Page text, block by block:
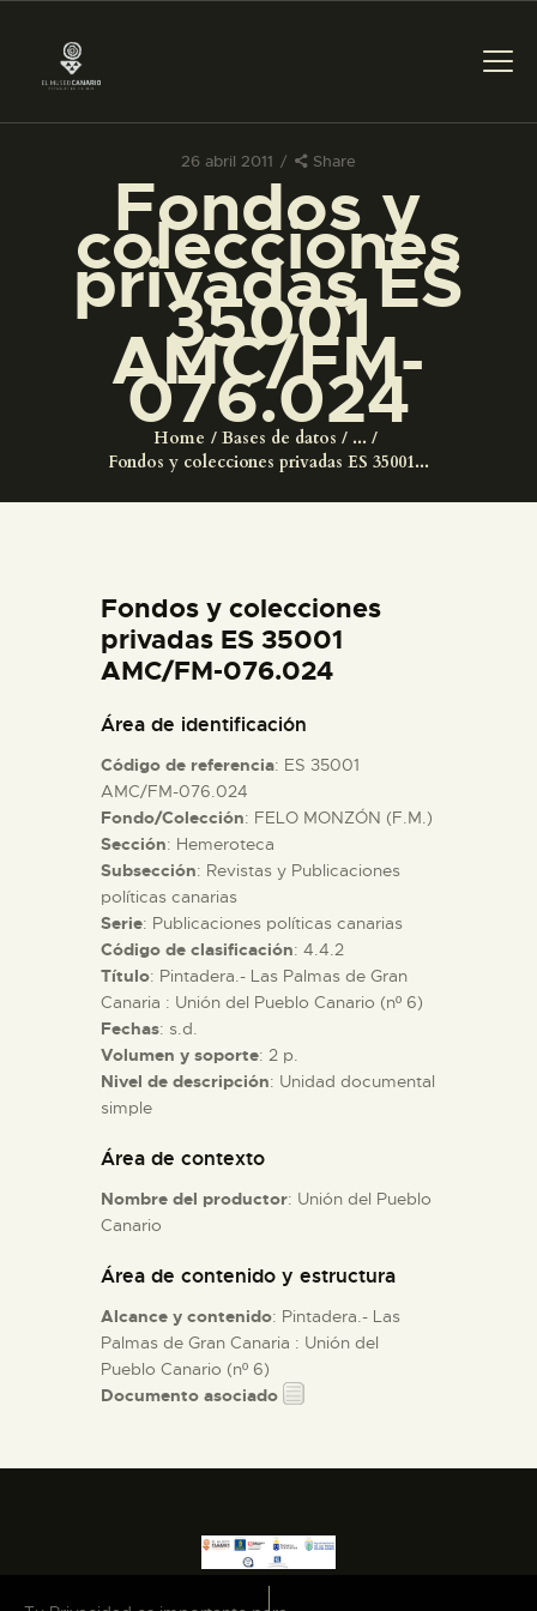
26 abril 2011 Share
Fondos y
colecciones
privadas ES
35001
AMC/FM-
076.024
Home Bases de datos
...
Fondos y colecciones privadas ES 35001...
PREPARAR LA VISITA
ACTIVIDADES
█
EL MUSEO
ESPAÑOL
ACTIVIDADES
█
EL MUSEO
COLECCIONES
DIDÁCTICA
Fondos y colecciones
privadas ES 35001
AMC/FM-076.024
Área de identificación
Código de referencia: ES 35001
AMC/FM-076.024
Fondo/Colección: FELO MONZÓN (F.M.)
Sección: Hemeroteca
Subsección: Revistas y Publicaciones
políticas canarias
Serie: Publicaciones políticas canarias
Código de clasificación: 4.4.2
Título: Pintadera.- Las Palmas de Gran
Canaria : Unión del Pueblo Canario (nº 6)
Fechas: s.d.
Volumen y soporte: 2 p.
Nivel de descripción: Unidad documental
simple
Área de contexto
Nombre del productor: Unión del Pueblo
Canario
Área de contenido y estructura
Alcance y contenido: Pintadera.- Las
Palmas de Gran Canaria : Unión del
Pueblo Canario (nº 6)
Documento asociado